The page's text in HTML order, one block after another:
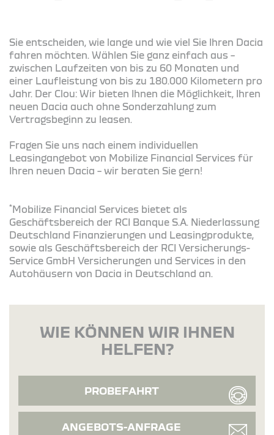
Sie entscheiden, wie lange und wie viel Sie Ihren Dacia
fahren möchten. Wählen Sie ganz einfach aus –
zwischen Laufzeiten von bis zu 60 Monaten und
einer Laufleistung von bis zu 180.000 Kilometern pro
Jahr. Der Clou: Wir bieten Ihnen die Möglichkeit, Ihren
neuen Dacia auch ohne Sonderzahlung zum
Vertragsbeginn zu leasen.
Fragen Sie uns nach einem individuellen
Leasingangebot von Mobilize Financial Services für
Ihren neuen Dacia – wir beraten Sie gern!
*Mobilize Financial Services bietet als
Geschäftsbereich der RCI Banque S.A. Niederlassung
Deutschland Finanzierungen und Leasingprodukte,
sowie als Geschäftsbereich der RCI Versicherungs-
Service GmbH Versicherungen und Services in den
Autohäusern von Dacia in Deutschland an.
WIE KÖNNEN WIR IHNEN
HELFEN?
PROBEFAHRT
ANGEBOTS-ANFRAGE